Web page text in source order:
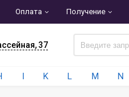
Оплата Получение
37
I K L M N